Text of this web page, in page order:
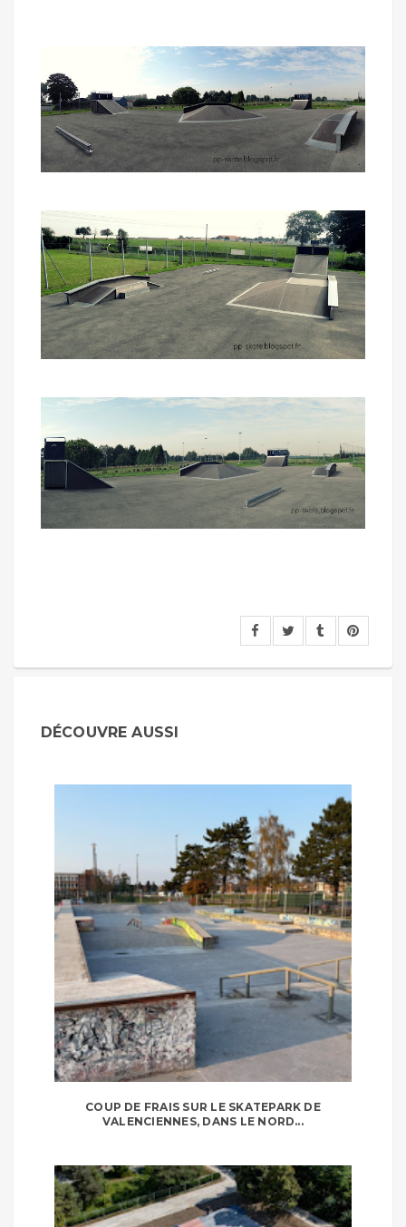
DÉCOUVRE AUSSI
COUP DE FRAIS SUR LE SKATEPARK DE
VALENCIENNES, DANS LE NORD...